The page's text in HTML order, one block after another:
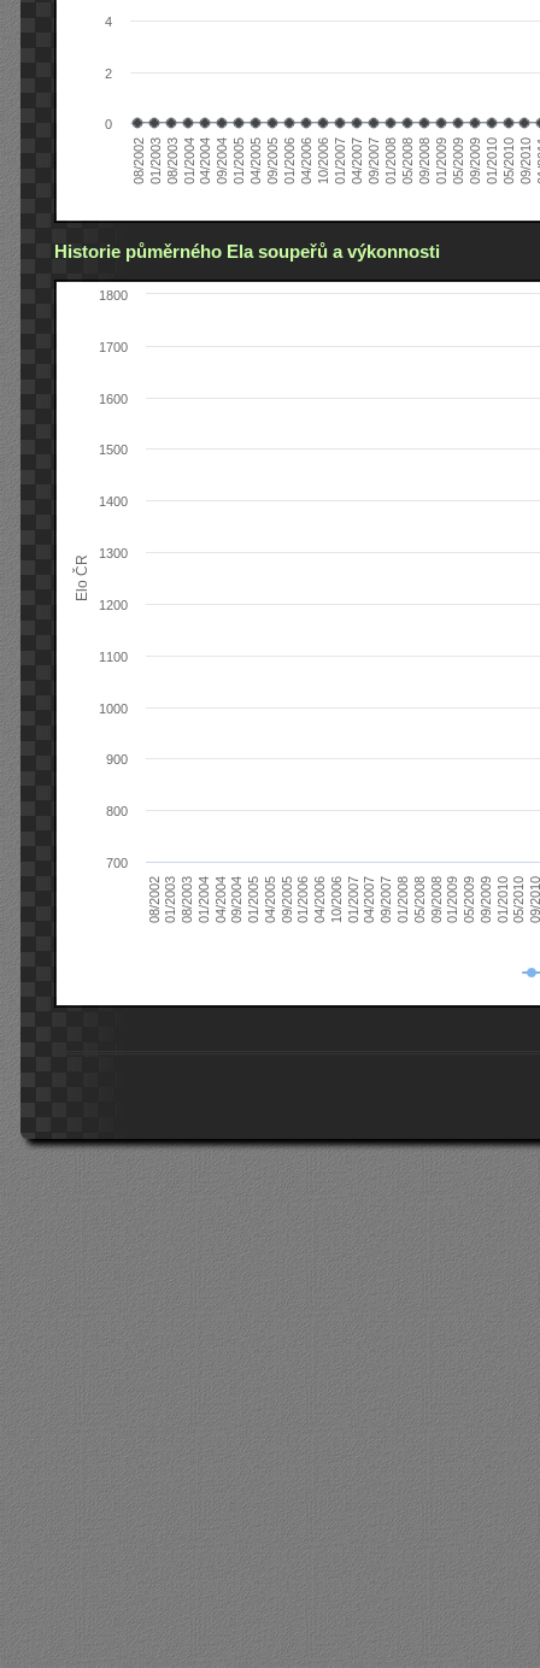
08/200201/200308/200301/200404/200409/200401/200504/200509/200501/200604/200610/200601/200704/200709/200701/200805/200809/200801/200905/200909/200901/201005/201009/2010
0
2
4
Historie půměrného Ela soupeřů a výkonnosti
Elo ČR
08/200201/200308/200301/200404/200409/200401/200504/200509/200501/200604/200610/200601/200704/200709/200701/200805/200809/200801/200905/200909/200901/201005/201009/
700
800
900
1000
1100
1200
1300
1400
1500
1600
1700
1800